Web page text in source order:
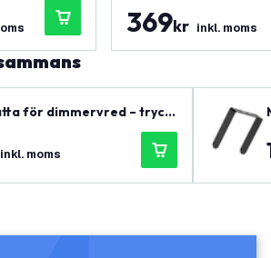
369kr inkl. moms
för dimmervred – tryck/
inkl. moms